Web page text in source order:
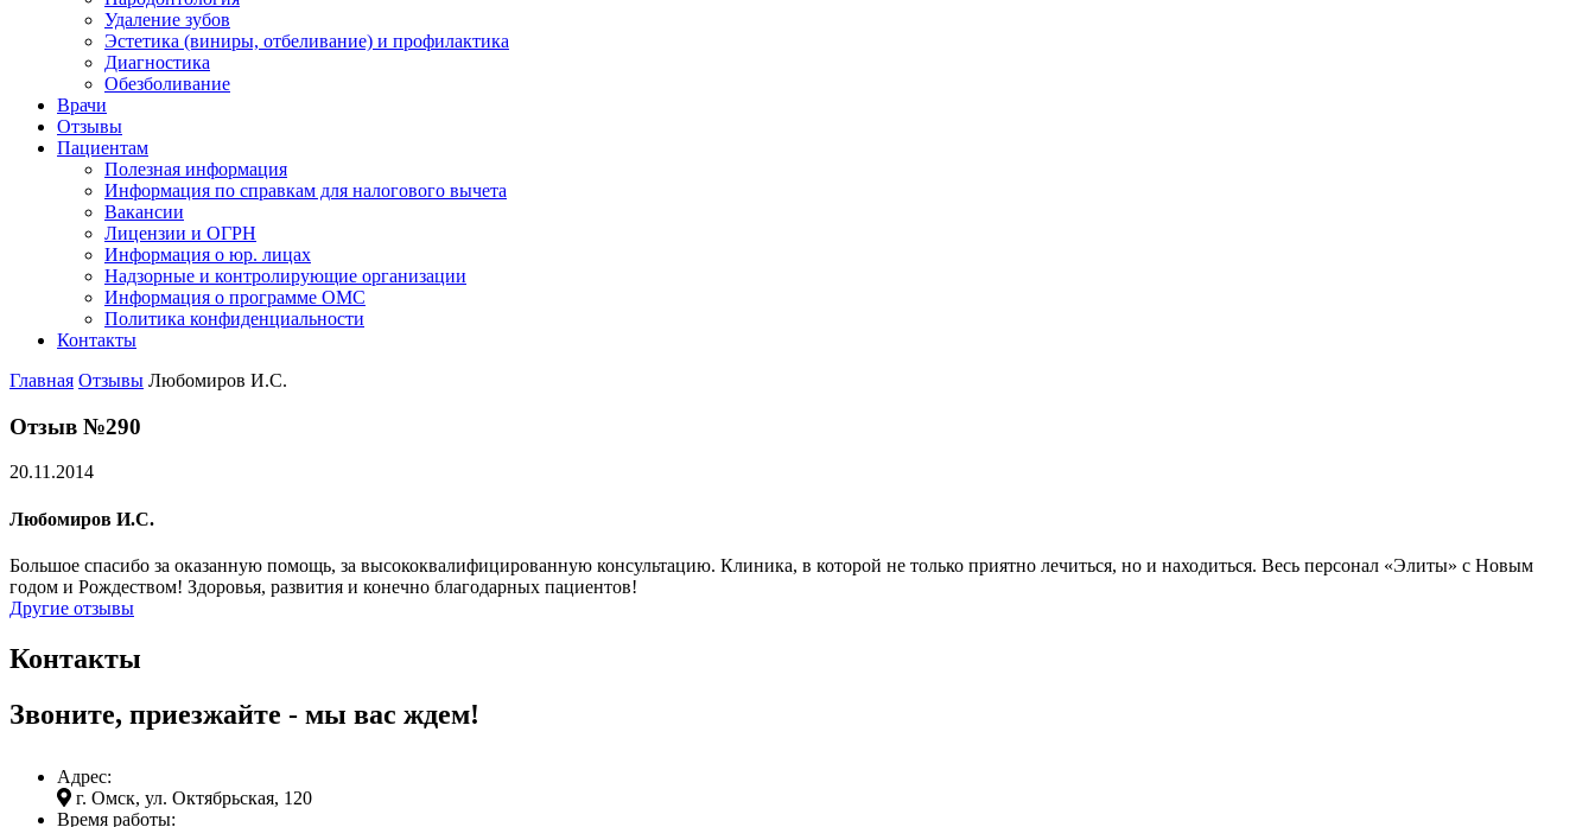
Удаление зубов
Эстетика (виниры, отбеливание) и профилактика
Диагностика
Обезболивание
Врачи
Отзывы
Пациентам
Полезная информация
Информация по справкам для налогового вычета
Вакансии
Лицензии и ОГРН
Информация о юр. лицах
Надзорные и контролирующие организации
Информация о программе ОМС
Политика конфиденциальности
Контакты
Главная Отзывы Любомиров И.С.
Отзыв №290
20.11.2014
Любомиров И.С.
Большое спасибо за оказанную помощь, за высококвалифицированную консультацию. Клиника, в которой не только приятно лечиться, но и находиться. Весь персонал «Элиты» с Новым
годом и Рождеством! Здоровья, развития и конечно благодарных пациентов!
Другие отзывы
Контакты
Звоните, приезжайте - мы вас ждем!
Адрес:
г. Омск, ул. Октябрьская, 120
Время работы: